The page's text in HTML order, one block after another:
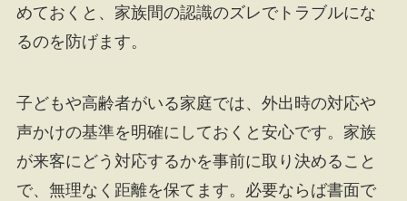
めておくと、家族間の認識のズレでトラブルにな
るのを防げます。
子どもや高齢者がいる家庭では、外出時の対応や
声かけの基準を明確にしておくと安心です。家族
が来客にどう対応するかを事前に取り決めること
で、無理なく距離を保てます。必要ならば書面で